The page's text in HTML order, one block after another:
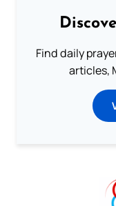
Find daily
articles,